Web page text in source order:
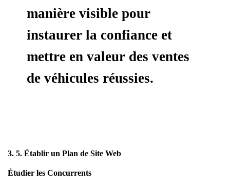
manière visible pour
instaurer la confiance et
mettre en valeur des ventes
de véhicules réussies.
3. 5. Établir un Plan de Site Web
Étudier les Concurrents